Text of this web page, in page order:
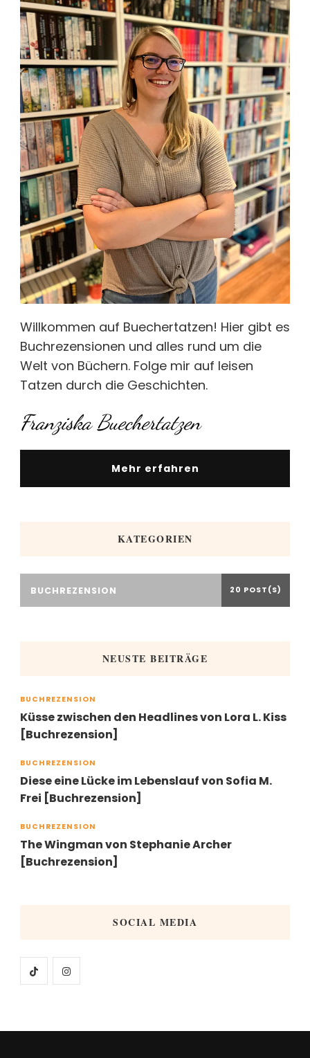
Willkommen auf Buechertatzen! Hier gibt es
Buchrezensionen und alles rund um die
Welt von Büchern. Folge mir auf leisen
Tatzen durch die Geschichten.
Franziska Buechertatzen
Mehr erfahren
KATEGORIEN
BUCHREZENSION 20 POST(S)
NEUSTE BEITRÄGE
BUCHREZENSION
Küsse zwischen den Headlines von Lora L. Kiss
[Buchrezension]
BUCHREZENSION
Diese eine Lücke im Lebenslauf von Sofia M.
Frei [Buchrezension]
BUCHREZENSION
The Wingman von Stephanie Archer
[Buchrezension]
SOCIAL MEDIA